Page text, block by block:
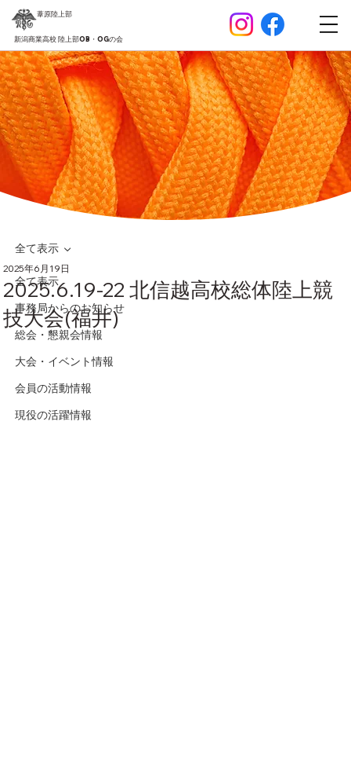
葦原陸上部
新潟商業高校 陸上部OB・OGの会
全て表示
事務局からのお知らせ
総会・懇親会情報
大会・イベント情報
会員の活動情報
現役の活躍情報
全て表示
2025.6.19-22 北信越高校総体陸上競
技大会(福井)
2025年6月19日